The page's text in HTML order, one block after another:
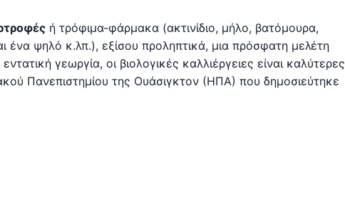
ή τρόφιμα-φάρμακα (ακτινίδιο, μήλο, βατόμουρα,
ένα ψηλό κ.λπ.), εξίσου προληπτικά, μια πρόσφατη μελέτη
γεωργία, οι βιολογικές καλλιέργειες είναι καλύτερες
Πανεπιστημίου της Ουάσιγκτον (ΗΠΑ) που δημοσιεύτηκε